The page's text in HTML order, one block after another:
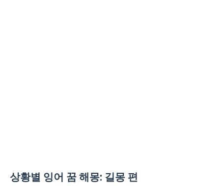
상황별 잉어 꿈 해몽: 길몽 편